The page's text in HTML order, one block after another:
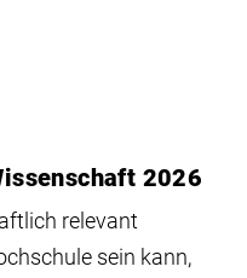
2026
relevant
sein kann,